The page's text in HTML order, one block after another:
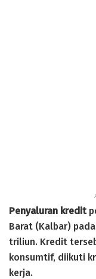
Penyaluran kredit
Barat (Kalbar)
triliun. Kredit
konsumtif, diikuti
kerja.